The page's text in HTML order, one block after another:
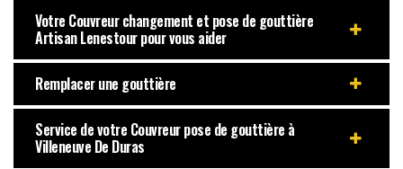
Votre Couvreur changement et pose de gouttière
Artisan Lenestour pour vous aider
Remplacer une gouttière
Service de votre Couvreur pose de gouttière à
Villeneuve De Duras